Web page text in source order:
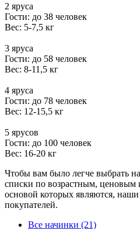
2 яруса
Гости: до 38 человек
Вес: 5-7,5 кг
3 яруса
Гости: до 58 человек
Вес: 8-11,5 кг
4 яруса
Гости: до 78 человек
Вес: 12-15,5 кг
5 ярусов
Гости: до 100 человек
Вес: 16-20 кг
Чтобы вам было легче выбрать
списки по возрастным, ценовым
основой которых являются,
покупателей.
Все начинки (21)